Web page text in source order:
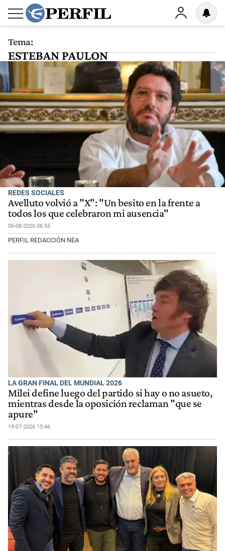
Tema:
ESTEBAN PAULON
REDES SOCIALES
Avelluto volvió a "X": "Un besito en la frente a
todos los que celebraron mi ausencia"
06-08-2026 06:55
PERFIL REDACCIÓN NEA
LA GRAN FINAL DEL MUNDIAL 2026
Milei define luego del partido si hay o no asueto,
mientras desde la oposición reclaman "que se
apure"
19-07-2026 13:46